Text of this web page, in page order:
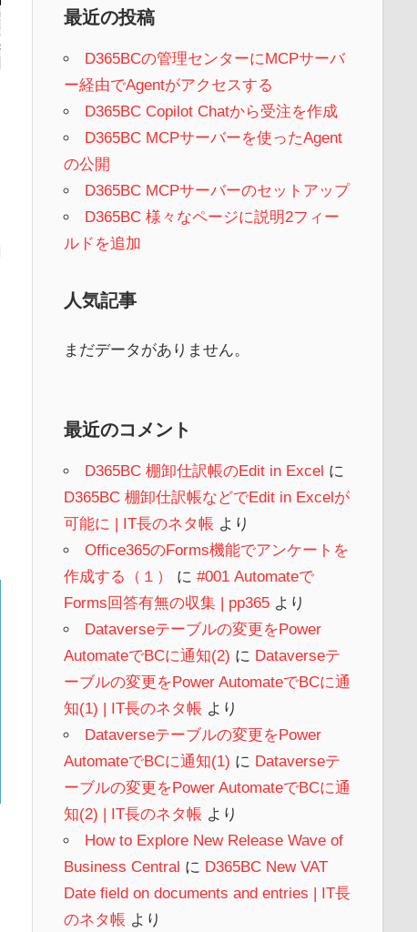
最近の投稿
D365BCの管理センターにMCPサーバ
ー経由でAgentがアクセスする
D365BC Copilot Chatから受注を作成
D365BC MCPサーバーを使ったAgent
の公開
D365BC MCPサーバーのセットアップ
D365BC 様々なページに説明2フィー
ルドを追加
人気記事
まだデータがありません。
最近のコメント
D365BC 棚卸仕訳帳のEdit in Excel に
D365BC 棚卸仕訳帳などでEdit in Excelが
可能に | IT長のネタ帳 より
Office365のForms機能でアンケートを
作成する（１）
に #001 Automateで
Forms回答有無の収集 | pp365より
Dataverseテーブルの変更をPower
AutomateでBCに通知(2) に Dataverseテ
ーブルの変更をPower AutomateでBCに通
知(1) | IT長のネタ帳 より
Dataverseテーブルの変更をPower
AutomateでBCに通知(1) に Dataverseテ
ーブルの変更をPower AutomateでBCに通
知(2) | IT長のネタ帳 より
How to Explore New Release Wave of
Business Central に D365BC New VAT
Date field on documents and entries | IT長
のネタ帳 より